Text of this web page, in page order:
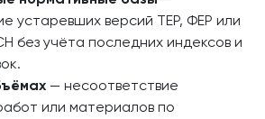
устаревших версий ТЕР, ФЕР или
без учёта последних индексов и
— несоответствие
или материалов по